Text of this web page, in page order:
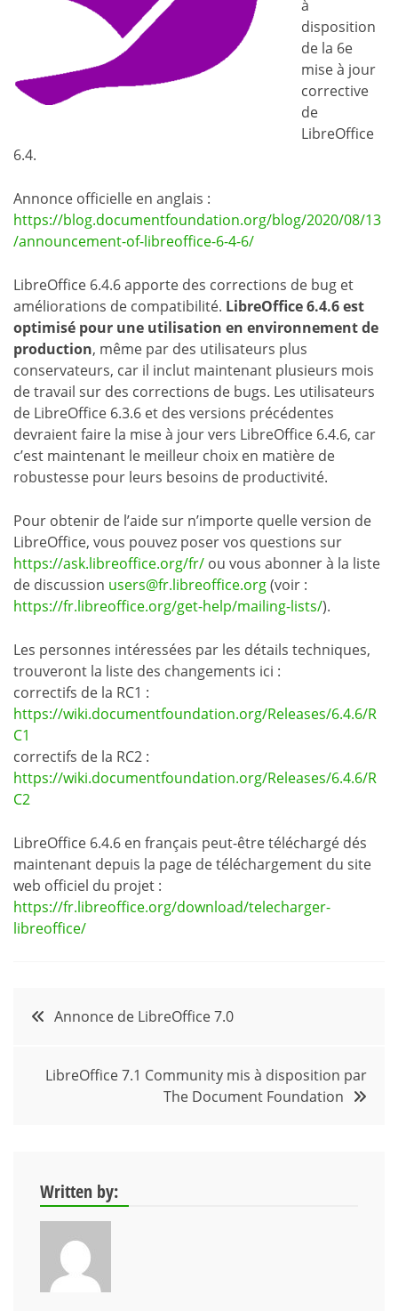
à
disposition
de la 6e
mise à jour
corrective
de
LibreOffice
6.4.
Annonce officielle en anglais :
https://blog.documentfoundation.org/blog/2020/08/13
/announcement-of-libreoffice-6-4-6/
LibreOffice 6.4.6 apporte des corrections de bug et
améliorations de compatibilité. LibreOffice 6.4.6 est
optimisé pour une utilisation en environnement de
production, même par des utilisateurs plus
conservateurs, car il inclut maintenant plusieurs mois
de travail sur des corrections de bugs. Les utilisateurs
de LibreOffice 6.3.6 et des versions précédentes
devraient faire la mise à jour vers LibreOffice 6.4.6, car
c’est maintenant le meilleur choix en matière de
robustesse pour leurs besoins de productivité.
Pour obtenir de l’aide sur n’importe quelle version de
LibreOffice, vous pouvez poser vos questions sur
https://ask.libreoffice.org/fr/ ou vous abonner à la liste
de discussion users@fr.libreoffice.org(voir :
https://fr.libreoffice.org/get-help/mailing-lists/).
Les personnes intéressées par les détails techniques,
trouveront la liste des changements ici :
correctifs de la RC1 :
https://wiki.documentfoundation.org/Releases/6.4.6/R
C1
correctifs de la RC2 :
https://wiki.documentfoundation.org/Releases/6.4.6/R
C2
LibreOffice 6.4.6 en français peut-être téléchargé dés
maintenant depuis la page de téléchargement du site
web officiel du projet :
https://fr.libreoffice.org/download/telecharger-
libreoffice/
Navigation
l’article
Annonce de LibreOffice 7.0
LibreOffice 7.1 Community mis à disposition par
The Document Foundation
Written by: